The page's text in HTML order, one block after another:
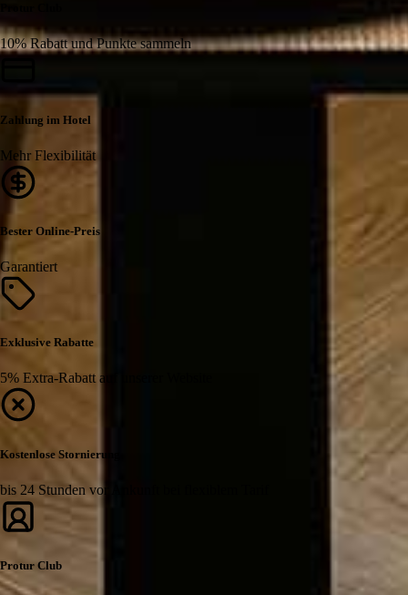
10% Rabatt und Punkte sammeln
Zahlung im Hotel
Mehr Flexibilität
Bester Online-Preis
Garantiert
Exklusive Rabatte
5% Extra-Rabatt auf unserer Website
Kostenlose Stornierung
bis 24 Stunden vor Ankunft bei flexiblem Tarif
Protur Club